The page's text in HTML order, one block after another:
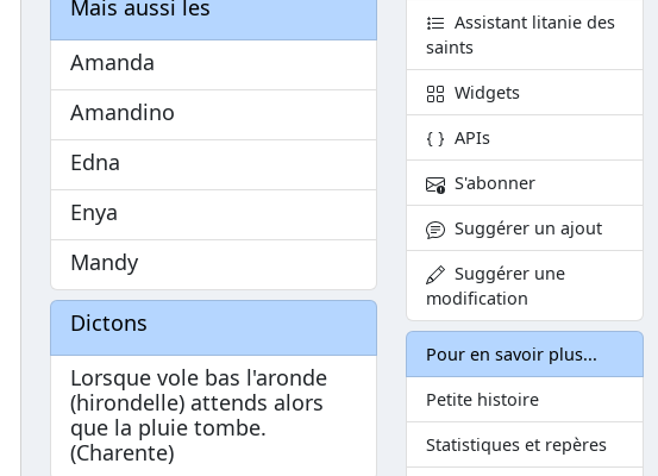
Mais aussi les
Amanda
Amandino
Edna
Enya
Mandy
Dictons
Lorsque vole bas l'aronde
(hirondelle) attends alors
que la pluie tombe.
(Charente)
Assistant litanie des
saints
Widgets
APIs
S'abonner
Suggérer un ajout
Suggérer une
modification
Pour en savoir plus...
Petite histoire
Statistiques et repères